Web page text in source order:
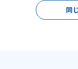
同